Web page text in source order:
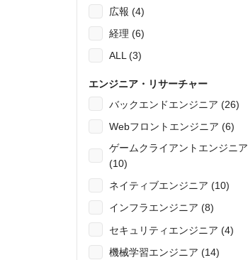
広報 (4)
経理 (6)
ALL (3)
エンジニア・リサーチャー
バックエンドエンジニア (26)
Webフロントエンジニア (6)
ゲームクライアントエンジニア
(10)
ネイティブエンジニア (10)
インフラエンジニア (8)
セキュリティエンジニア (4)
機械学習エンジニア (14)